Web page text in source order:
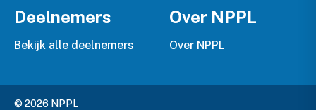
Deelnemers
Bekijk alle deelnemers
Over NPPL
Over NPPL
© 2026 NPPL